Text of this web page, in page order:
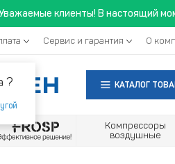
клиенты! В настоящий
?
Сервис и гарантия О
КАТАЛОГ
Компрессоры
воздушные